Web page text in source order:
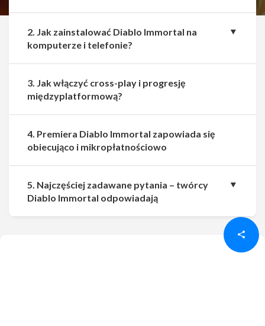
Udostępnij
2. Jak zainstalować Diablo Immortal na
komputerze i telefonie?
3. Jak włączyć cross-play i progresję
międzyplatformową?
4. Premiera Diablo Immortal zapowiada się
obiecująco i mikropłatnościowo
5. Najczęściej zadawane pytania – twórcy
Diablo Immortal odpowiadają